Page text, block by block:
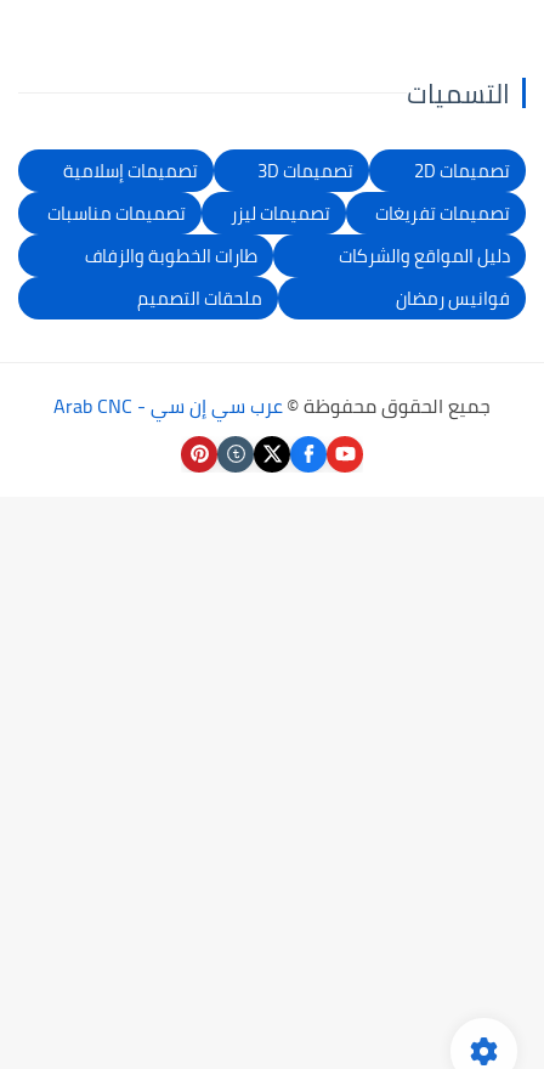
التسميات
تصميمات 2D تصميمات 3D
تصميمات إسلامية
تصميمات تفريغات
تصميمات ليزر
تصميمات مناسبات
دليل المواقع والشركات
طارات الخطوبة والزفاف
فوانيس رمضان
ملحقات التصميم
جميع الحقوق محفوظة ©عرب سي إن سي - Arab CNC